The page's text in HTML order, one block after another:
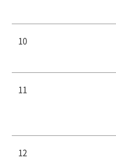
10
11
12